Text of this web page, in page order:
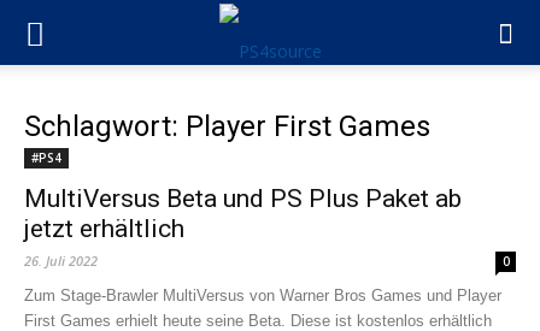
Schlagwort: Player First Games
#PS4
MultiVersus Beta und PS Plus Paket ab
jetzt erhältlich
26. Juli 2022 0
Zum Stage-Brawler MultiVersus von Warner Bros Games und Player
First Games erhielt heute seine Beta. Diese ist kostenlos erhältlich